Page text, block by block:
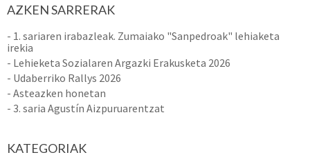
AZKEN SARRERAK
- 1. sariaren irabazleak. Zumaiako "Sanpedroak" lehiaketa
irekia
- Lehieketa Sozialaren Argazki Erakusketa 2026
- Udaberriko Rallys 2026
- Asteazken honetan
- 3. saria Agustín Aizpuruarentzat
KATEGORIAK